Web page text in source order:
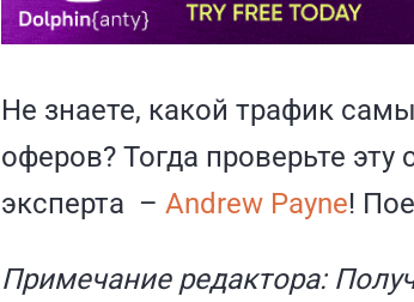
Не знаете, какой трафик
оферов? Тогда проверьте
эксперта – Andrew Payne!
Примечание редактора: